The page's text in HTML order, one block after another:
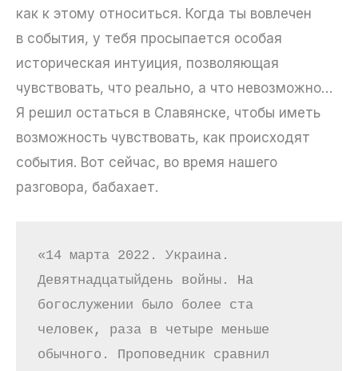
как к этому относиться. Когда ты вовлечен
в события, у тебя просыпается особая
историческая интуиция, позволяющая
чувствовать, что реально, а что невозможно…
Я решил остаться в Славянске, чтобы иметь
возможность чувствовать, как происходят
события. Вот сейчас, во время нашего
разговора, бабахает.
«14 марта 2022. Украина.
Девятнадцатыйдень войны. На
богослужении было более ста
человек, раза в четыре меньше
обычного. Проповедник сравнил